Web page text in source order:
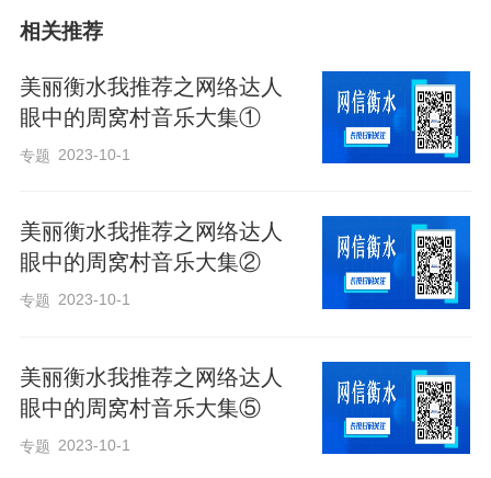
相关推荐
美丽衡水我推荐之网络达人
眼中的周窝村音乐大集① ​
专题 2023-10-1
美丽衡水我推荐之网络达人
眼中的周窝村音乐大集②
专题 2023-10-1
美丽衡水我推荐之网络达人
眼中的周窝村音乐大集⑤
专题 2023-10-1